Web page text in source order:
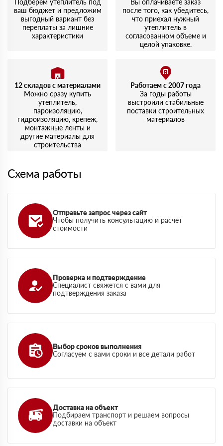
Подберем утеплитель под
ваш бюджет и предложим
выгодный вариант без
переплаты за лишние
характеристики
Вы оплачиваете заказ
после того, как убедитесь,
что приехал нужный
утеплитель в
согласованном объеме и
целой упаковке.
12 складов с материалами
Можно сразу купить
утеплитель,
пароизоляцию,
гидроизоляцию, крепеж,
монтажные ленты и
другие материалы для
строительства
Работаем с 2007 года
За годы работы
выстроили стабильные
поставки строительных
материалов
Схема работы
Отправьте запрос через сайт
Чтобы получить консультацию и расчет
стоимости
Проверка и подтверждение
Специалист свяжется с вами для
подтверждения заказа
Выбор сроков выполнения
Согласуем с вами сроки и все детали работ
Доставка на объект
Подбираем транспорт и решаем вопросы
доставки на объект